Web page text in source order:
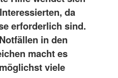
da
erforderlich sind.
in den
macht es
viele